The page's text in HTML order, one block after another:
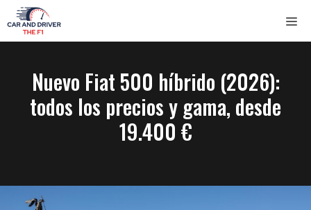
Saltar
al
contenido
Nuevo Fiat 500 híbrido (2026):
todos los precios y gama, desde
19.400 €